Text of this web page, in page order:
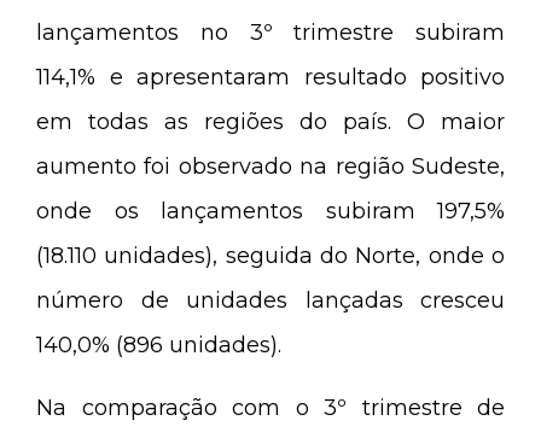
lançamentos no 3º trimestre subiram
114,1% e apresentaram resultado positivo
em todas as regiões do país. O maior
aumento foi observado na região Sudeste,
onde os lançamentos subiram 197,5%
(18.110 unidades), seguida do Norte, onde o
número de unidades lançadas cresceu
140,0% (896 unidades).
Na comparação com o 3º trimestre de